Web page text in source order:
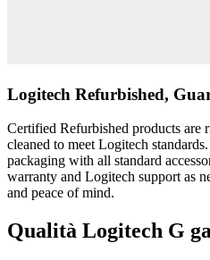
Logitech Refurbished,
Certified Refurbished products are
cleaned to meet Logitech
packaging with all standard
warranty and Logitech support as
and peace of mind.
Qualità Logitech G